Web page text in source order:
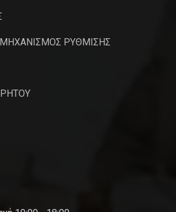
ΜΗΧΑΝΙΣΜΟΣ ΡΥΘΜΙΣΗΣ